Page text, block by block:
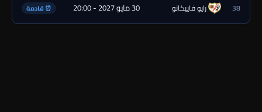
38 رايو فاييكانو 30 مايو 2027 - 20:00 ⏰ قادمة